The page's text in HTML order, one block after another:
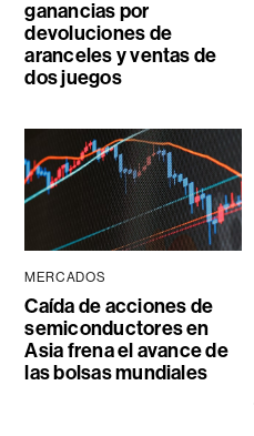
ganancias por
devoluciones de
aranceles y ventas de
dos juegos
MERCADOS
Caída de acciones de
semiconductores en
Asia frena el avance de
las bolsas mundiales